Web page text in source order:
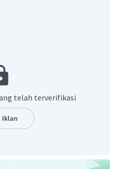
yang timbul ketika
tegak lurus di atas
oleh besarnya
benda pada saat yang
telah terverifikasi
Iklan